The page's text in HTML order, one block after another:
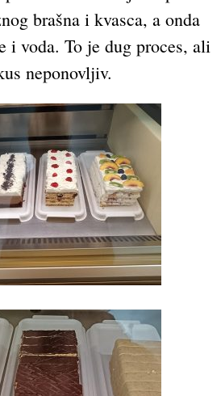
brašna i kvasca, a onda
i voda. To je dug proces, ali
neponovljiv.